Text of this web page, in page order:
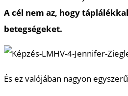
A cél nem az, hogy
betegségeket.
És ez valójában nagyon